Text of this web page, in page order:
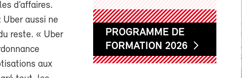
d’affaires.
aussi ne
reste. « Uber
aux
PROGRAMME DE
FORMATION 2026